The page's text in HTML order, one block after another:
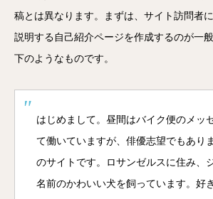
稿とは異なります。まずは、サイト訪問者
説明する自己紹介ページを作成するのが一
下のようなものです。
はじめまして。昼間はバイク便のメッ
て働いていますが、俳優志望でもあり
のサイトです。ロサンゼルスに住み、
名前のかわいい犬を飼っています。好